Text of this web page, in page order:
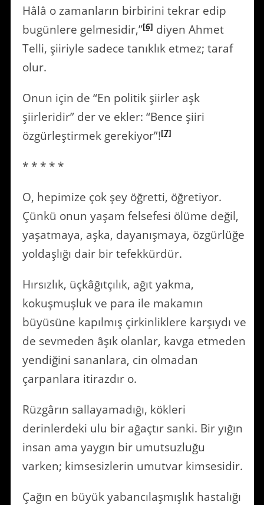
Hâlâ o zamanların birbirini tekrar edip
bugünlere gelmesidir,”[6] diyen Ahmet
Telli, şiiriyle sadece tanıklık etmez; taraf
olur.
Onun için de “En politik şiirler aşk
şiirleridir” der ve ekler: “Bence şiiri
özgürleştirmek gerekiyor”![7]
* * * * *
O, hepimize çok şey öğretti, öğretiyor.
Çünkü onun yaşam felsefesi ölüme değil,
yaşatmaya, aşka, dayanışmaya, özgürlüğe
yoldaşlığı dair bir tefekkürdür.
Hırsızlık, üçkâğıtçılık, ağıt yakma,
kokuşmuşluk ve para ile makamın
büyüsüne kapılmış çirkinliklere karşıydı ve
de sevmeden âşık olanlar, kavga etmeden
yendiğini sananlara, cin olmadan
çarpanlara itirazdır o.
Rüzgârın sallayamadığı, kökleri
derinlerdeki ulu bir ağaçtır sanki. Bir yığın
insan ama yaygın bir umutsuzluğu
varken; kimsesizlerin umutvar kimsesidir.
Çağın en büyük yabancılaşmışlık hastalığı